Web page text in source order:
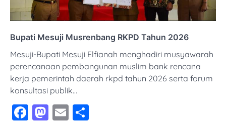
Bupati Mesuji Musrenbang RKPD Tahun 2026
Mesuji-Bupati Mesuji Elfianah menghadiri musyawarah
perencanaan pembangunan muslim bank rencana
kerja pemerintah daerah rkpd tahun 2026 serta forum
konsultasi publik…
Facebook
Mastodon
Email